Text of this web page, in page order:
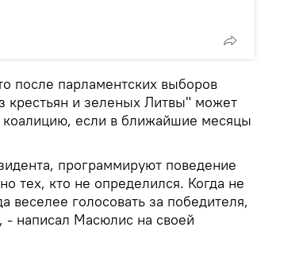
после парламентских выборов
и зеленых Литвы" может
коалицию, если в ближайшие месяцы
программируют поведение
тех, кто не определился. Когда не
веселее голосовать за победителя,
- написал Масюлис на своей